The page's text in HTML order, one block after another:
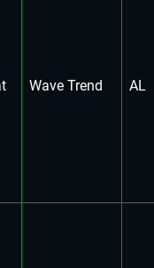
Wave Trend AL